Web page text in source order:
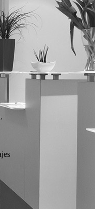
­kolkata.­html
­bangalore.­html
­hyderabad.­html
­chennai.­html
Show: 5 20
.